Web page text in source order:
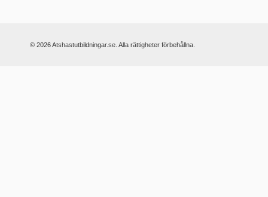
© 2026 Atshastutbildningar.se. Alla rättigheter förbehållna.